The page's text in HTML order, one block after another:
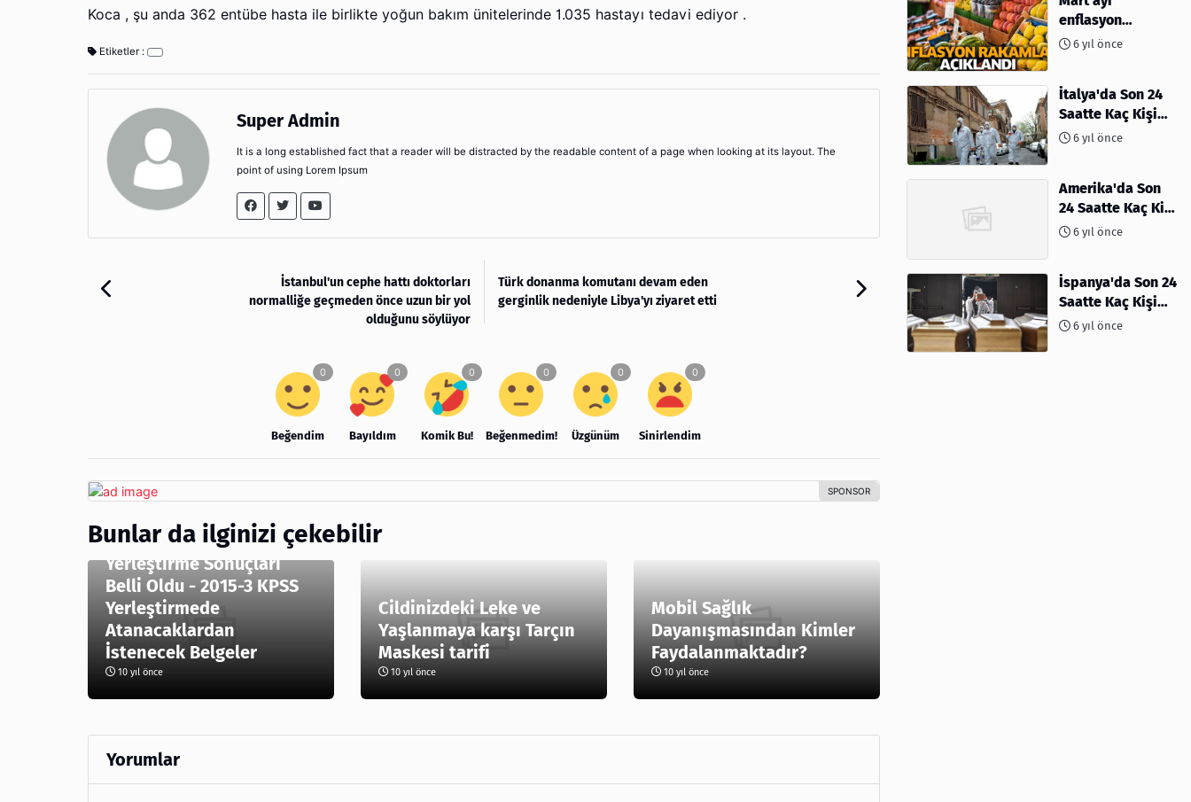
Koca , şu anda 362 entübe hasta ile birlikte yoğun bakım ünitelerinde 1.035 hastayı tedavi ediyor .
Etiketler :
Super Admin
It is a long established fact that a reader will be distracted by the readable content of a page when looking at its layout. The
point of using Lorem Ipsum
İstanbul'un cephe hattı doktorları
normalliğe geçmeden önce uzun bir yol
olduğunu söylüyor
Türk donanma komutanı devam eden
gerginlik nedeniyle Libya'yı ziyaret etti
Beğendim Bayıldım Komik Bu! Beğenmedim! Üzgünüm Sinirlendim
Bunlar da ilginizi çekebilir
2015-3 Sağlık Personeli
Yerleştirme Sonuçları
Belli Oldu - 2015-3 KPSS
Yerleştirmede
Atanacaklardan
İstenecek Belgeler
10 yıl önce
Cildinizdeki Leke ve
Yaşlanmaya karşı Tarçın
Maskesi tarifi
10 yıl önce
Mobil Sağlık
Dayanışmasından Kimler
Faydalanmaktadır?
10 yıl önce
Yorumlar
enflasyon
rakamları
6 yıl önce
İtalya'da Son 24
Saatte Kaç Kişi
Öldü6 yıl önce
Amerika'da Son
24 Saatte Kaç Kişi
Öldü - 06 Nisan
6 yıl önce
İspanya'da Son 24
Saatte Kaç Kişi
Öldü6 yıl önce